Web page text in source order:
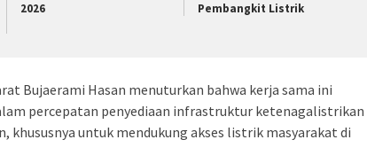
2026
Pembangkit Listrik
Bujaerami Hasan menuturkan bahwa kerja sama ini
percepatan penyediaan infrastruktur ketenagalistrikan
khususnya untuk mendukung akses listrik masyarakat di